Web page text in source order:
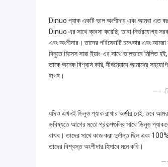
Dinuo প্যাক একটি ভাল অংশীদার এবং আমরা এত
Dinuo এর সাথে ব্যবসা করেছি, তারা নির্ভরযোগ্য
এবং অংশীদার। তাদের পরিষেবাটি চমৎকার এবং
দিনুতে মিসেস সারা ইয়াং-এর সাথে ভালভাবে মিলিত
তাকে অনেক বিশ্বাস করি, দীর্ঘমেয়াদে আমাদের
রাখব।
——
যদিও এখনই ডিনুও প্যাক রাখার অর্ডার নেই, তবে
ভবিষ্যতে আগের মতো প্রকল্পগুলির সাথে ডিনুও
রাখব। তাদের সাথে কাজ করা দুর্দান্ত ছিল এবং
তাদের বিশ্বস্ত অংশীদার হিসাবে মনে করি।